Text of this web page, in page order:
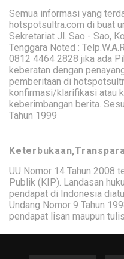
Semua informasi yang
hotspotsultra.com di buat
Sekretariat Jl. Sao - Sao,
Tenggara Noted :
0812 4464 2828 jika ada
keberatan dengan
pemberitaan di
konfirmasi/klarifikasi atau
keberimbangan berita.
Tahun 1999
UU Nomor 14 Tahun 2008
Publik (KIP). Landasan
pendapat di Indonesia
Undang Nomor 9 Tahun
pendapat lisan maupun